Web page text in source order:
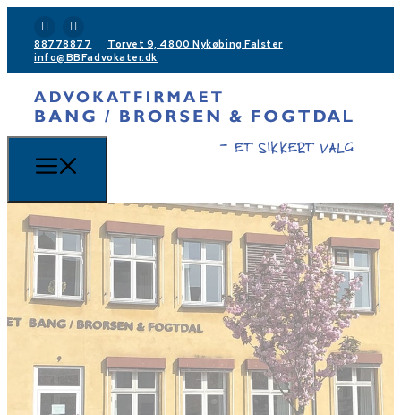
88778877
Torvet 9, 4800 Nykøbing Falster
info@BBFadvokater.dk